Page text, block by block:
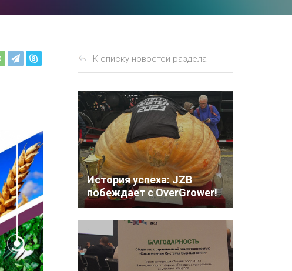
К списку новостей раздела
История успеха: JZB
побеждает с OverGrower!